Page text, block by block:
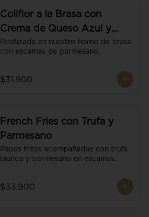
Coliflor a la Brasa con
Crema de Queso Azul y
Vino
Rostizada en nuestro horno de brasa
con escamas de parmesano.
$31.900
French Fries con Trufa y
Parmesano
Papas fritas acompañadas con trufa
blanca y parmesano en escamas.
$33.900